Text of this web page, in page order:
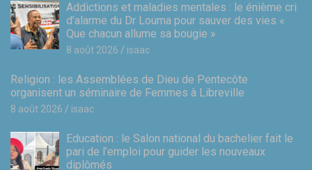
Addictions et maladies mentales : le énième cri
d’alarme du Dr Louma pour sauver des vies «
Que chacun allume sa bougie »
8 août 2026 isaac
Religion : les Assemblées de Dieu de Pentecôte
organisent un séminaire de Femmes à Libreville
8 août 2026 isaac
Education : le Salon national du bachelier fait le
pari de l’emploi pour guider les nouveaux
diplômés